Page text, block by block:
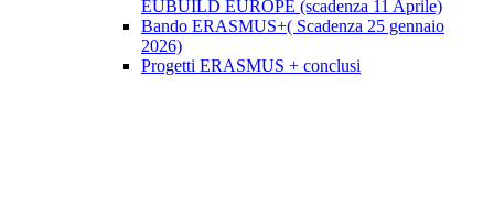
EUBUILD EUROPE (scadenza 11 Aprile)
Bando ERASMUS+( Scadenza 25 gennaio
2026)
Progetti ERASMUS + conclusi